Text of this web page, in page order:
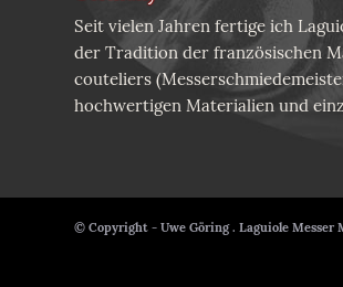
Seit vielen Jahren fertige ich
der Tradition der französischen
couteliers
hochwertigen Materialien und
© Copyright - Uwe Göring . Laguiole Messer